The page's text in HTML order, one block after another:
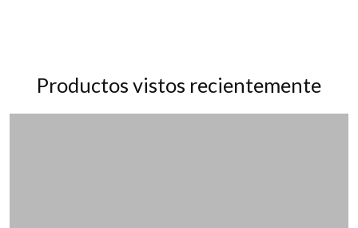
Productos vistos recientemente